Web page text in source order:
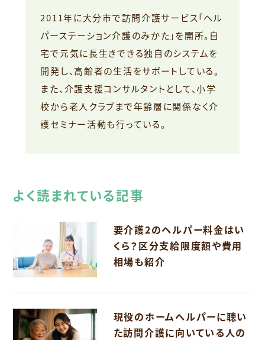
2011年に大分市で訪問介護サービス「ヘル
パーステーション介護のみかた」を開所。自
宅で元気に長生きできる独自のシステムを
開発し、高齢者の生活をサポートしている。
また、介護支援コンサルタントとして、小学
校から老人クラブまで年齢層に関係なく介
護セミナー活動も行っている。
よく読まれている記事
要介護2のヘルパー料金はい
くら？区分支給限度額や費用
相場も紹介
現役のホームヘルパーに聴い
た訪問介護に向いている人の